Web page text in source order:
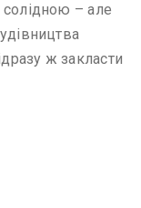
– але
ж закласти